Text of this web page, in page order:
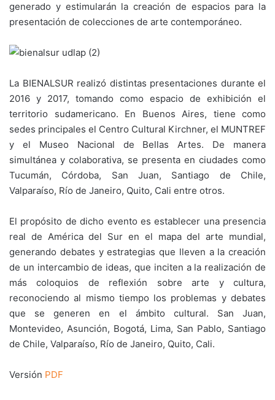
generado y estimularán la creación de espacios para la
presentación de colecciones de arte contemporáneo.
La BIENALSUR realizó distintas presentaciones durante el
2016 y 2017, tomando como espacio de exhibición el
territorio sudamericano. En Buenos Aires, tiene como
sedes principales el Centro Cultural Kirchner, el MUNTREF
y el Museo Nacional de Bellas Artes. De manera
simultánea y colaborativa, se presenta en ciudades como
Tucumán, Córdoba, San Juan, Santiago de Chile,
Valparaíso, Río de Janeiro, Quito, Cali entre otros.
El propósito de dicho evento es establecer una presencia
real de América del Sur en el mapa del arte mundial,
generando debates y estrategias que lleven a la creación
de un intercambio de ideas, que inciten a la realización de
más coloquios de reflexión sobre arte y cultura,
reconociendo al mismo tiempo los problemas y debates
que se generen en el ámbito cultural. San Juan,
Montevideo, Asunción, Bogotá, Lima, San Pablo, Santiago
de Chile, Valparaíso, Río de Janeiro, Quito, Cali.
Versión PDF